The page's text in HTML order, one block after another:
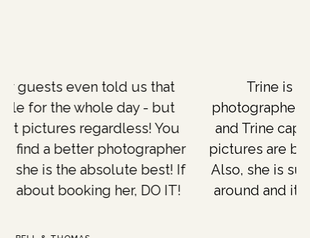
Trine is an absolutely incredible
photographer! We got married in July 2024
and Trine captured this day perfectly. The
pictures are beyond anything we expected.
Also, she is such a kind person, great to be
around and it is very easy to communicate